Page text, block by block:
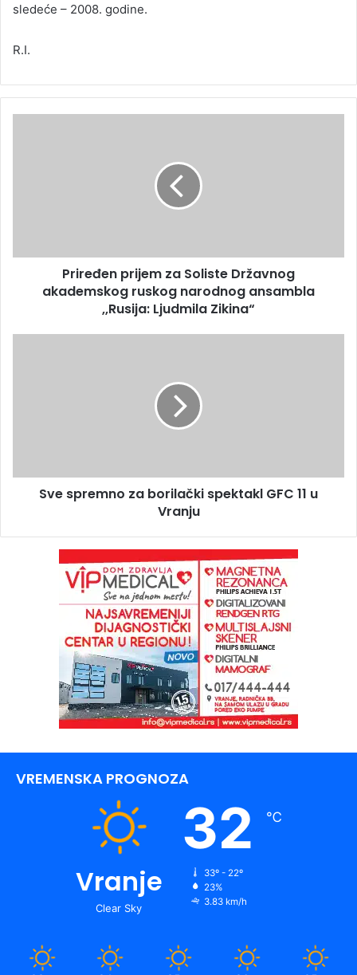
sledeće – 2008. godine.
R.I.
Priređen prijem za Soliste Državnog
akademskog ruskog narodnog ansambla
,,Rusija: Ljudmila Zikina“
Sve spremno za borilački spektakl GFC 11 u
Vranju
VREMENSKA PROGNOZA
Vranje
Clear Sky
32 ℃
33º - 22º
23%
3.83 km/h